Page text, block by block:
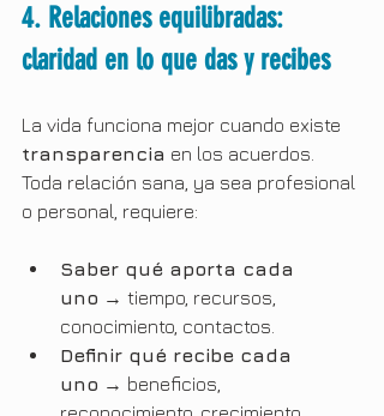
4. Relaciones equilibradas:
claridad en lo que das y recibes
La vida funciona mejor cuando existe
transparencia en los acuerdos.
Toda relación sana, ya sea profesional
o personal, requiere:
Saber qué aporta cada
uno → tiempo, recursos,
conocimiento, contactos.
Definir qué recibe cada
uno → beneficios,